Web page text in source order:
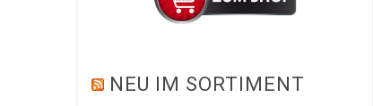
NEU IM SORTIMENT